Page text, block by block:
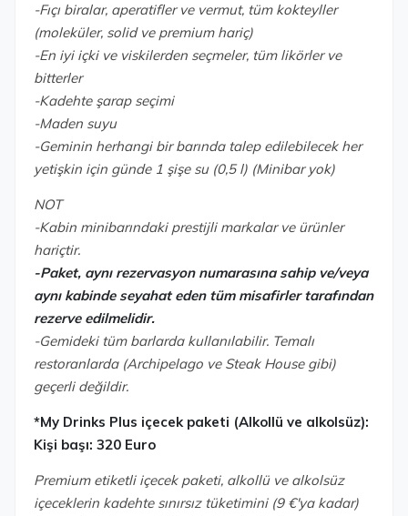
-Fıçı biralar, aperatifler ve vermut, tüm kokteyller
(moleküler, solid ve premium hariç)
-En iyi içki ve viskilerden seçmeler, tüm likörler ve
bitterler
-Kadehte şarap seçimi
-Maden suyu
-Geminin herhangi bir barında talep edilebilecek her
yetişkin için günde 1 şişe su (0,5 l) (Minibar yok)
NOT
-Kabin minibarındaki prestijli markalar ve ürünler
hariçtir.
-Paket, aynı rezervasyon numarasına sahip ve/veya
aynı kabinde seyahat eden tüm misafirler tarafından
rezerve edilmelidir.
-Gemideki tüm barlarda kullanılabilir. Temalı
restoranlarda (Archipelago ve Steak House gibi)
geçerli değildir.
*My Drinks Plus içecek paketi (Alkollü ve alkolsüz):
Kişi başı: 320 Euro
Premium etiketli içecek paketi, alkollü ve alkolsüz
içeceklerin kadehte sınırsız tüketimini (9 €'ya kadar)